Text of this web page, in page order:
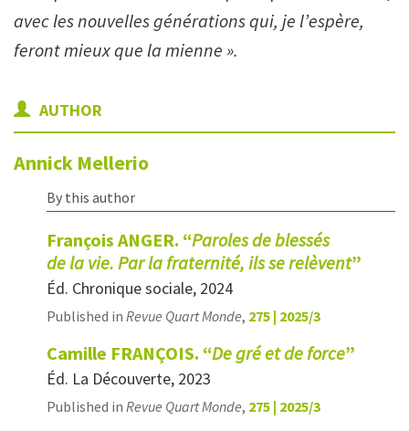
avec les nouvelles générations qui, je l’espère,
feront mieux que la mienne ».
AUTHOR
Annick Mellerio
By this author
François ANGER. “Paroles de blessés
de la vie. Par la fraternité, ils se relèvent”
Éd. Chronique sociale, 2024
Published in Revue Quart Monde, 275 | 2025/3
Camille FRANÇOIS. “De gré et de force”
Éd. La Découverte, 2023
Published in Revue Quart Monde, 275 | 2025/3